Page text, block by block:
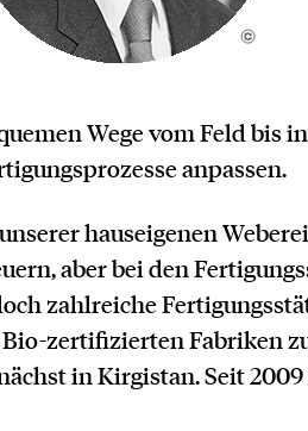
Wege vom Feld bis
anpassen.
hauseigenen
aber bei den
zahlreiche
zertifizierten Fabriken
in Kirgistan. Seit